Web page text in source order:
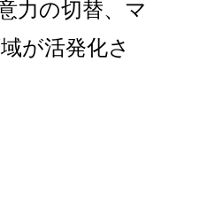
力の切替、 マ
が活発化さ